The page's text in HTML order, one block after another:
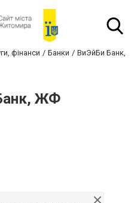
фінанси Банки
ВиЭйБи Банк,
ЖФ